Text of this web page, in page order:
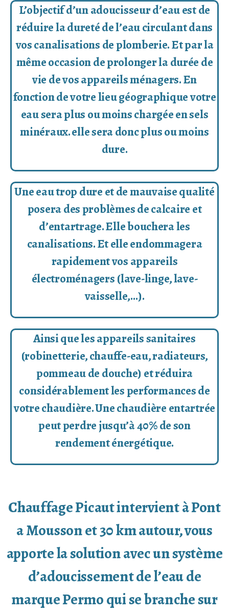
L’objectif d’un adoucisseur d’eau est de
réduire la dureté de l’eau circulant dans
vos canalisations de plomberie. Et par la
même occasion de prolonger la durée de
vie de vos appareils ménagers. En
fonction de votre lieu géographique votre
eau sera plus ou moins chargée en sels
minéraux. elle sera donc plus ou moins
dure.
Une eau trop dure et de mauvaise qualité
posera des problèmes de calcaire et
d’entartrage. Elle bouchera les
canalisations. Et elle endommagera
rapidement vos appareils
électroménagers (lave-linge, lave-
vaisselle,…).
Ainsi que les appareils sanitaires
(robinetterie, chauffe-eau, radiateurs,
pommeau de douche) et réduira
considérablement les performances de
votre chaudière. Une chaudière entartrée
peut perdre jusqu’à 40% de son
rendement énergétique.
Chauffage Picaut intervient à Pont
a Mousson et 30 km autour, vous
apporte la solution avec un système
d’adoucissement de l’eau de
marque Permo qui se branche sur